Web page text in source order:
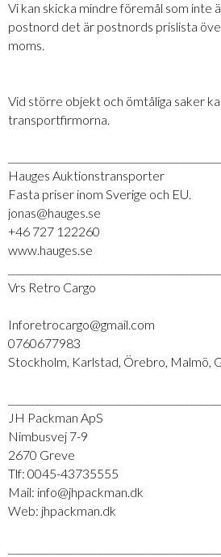
Vi kan skicka mindre föremål som inte
postnord det är postnords prislista
moms.
Vid större objekt och ömtåliga saker
transportfirmorna.
Hauges Auktionstransporter
Fasta priser inom Sverige och EU.
jonas@hauges.se
+46 727 122260
www.hauges.se
Vrs Retro Cargo
Inforetrocargo@gmail.com
0760677983
Stockholm, Karlstad, Örebro, Malmö,
JH Packman ApS
Nimbusvej 7-9
2670 Greve
Tlf: 0045-43735555
Mail: info@jhpackman.dk
Web: jhpackman.dk